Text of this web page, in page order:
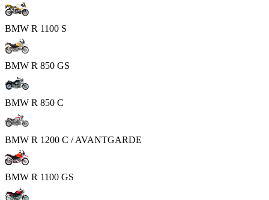
BMW R 1100 S
BMW R 850 GS
BMW R 850 C
BMW R 1200 C / AVANTGARDE
BMW R 1100 GS